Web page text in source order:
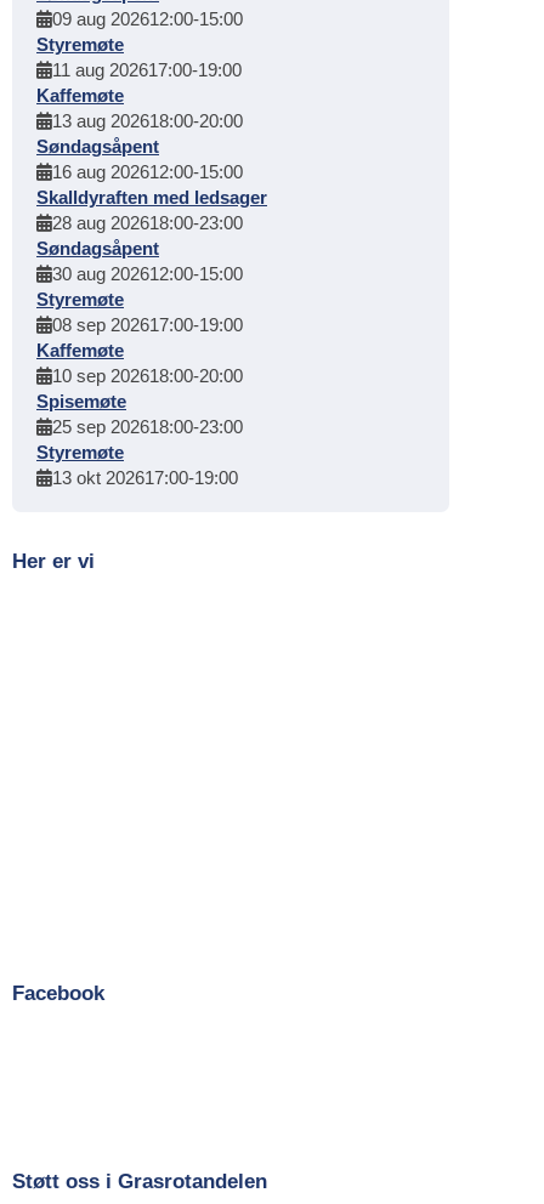
09 aug 202612:00-15:00
Styremøte
11 aug 202617:00-19:00
Kaffemøte
13 aug 202618:00-20:00
Søndagsåpent
16 aug 202612:00-15:00
Skalldyraften med ledsager
28 aug 202618:00-23:00
Søndagsåpent
30 aug 202612:00-15:00
Styremøte
08 sep 202617:00-19:00
Kaffemøte
10 sep 202618:00-20:00
Spisemøte
25 sep 202618:00-23:00
Styremøte
13 okt 202617:00-19:00
Her er vi
Facebook
Støtt oss i Grasrotandelen